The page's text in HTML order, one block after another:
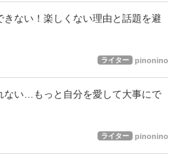
きない！楽しくない理由と話題を避
ライター pinonino
ない…もっと自分を愛して大事にで
ライター pinonino